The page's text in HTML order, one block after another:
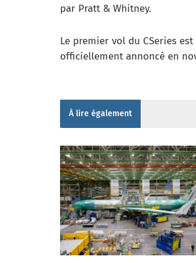
par Pratt & Whitney.
Le premier vol du CSeries
officiellement annoncé en
À lire également